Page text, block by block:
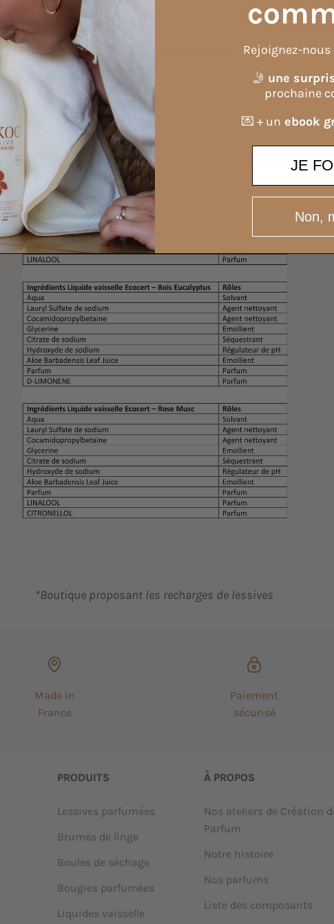
INGRÉDIENTS LIQUIDES VAISSELLE
*Boutique proposant les recharges de lessives
Made in
France
Paiement
sécurisé
PRODUITS
Lessives parfumées
Brumes de linge
Boules de séchage
Bougies parfumées
Liquides vaisselle
À PROPOS
Nos ateliers de Création
Parfum
Notre histoire
Nos parfums
Liste des composants
Rejoignez-
🤳 une
prochaine
💌 + un ebook
JE
Non,